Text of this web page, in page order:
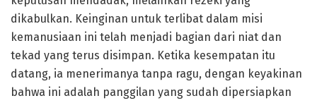
dikabulkan. Keinginan untuk terlibat dalam misi
kemanusiaan ini telah menjadi bagian dari niat dan
tekad yang terus disimpan. Ketika kesempatan itu
datang, ia menerimanya tanpa ragu, dengan keyakinan
bahwa ini adalah panggilan yang sudah dipersiapkan